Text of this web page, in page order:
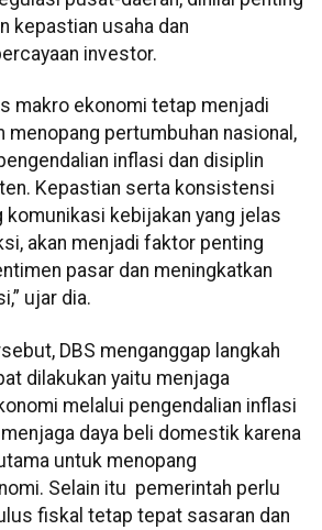
kepastian usaha dan
investor.
makro ekonomi tetap menjadi
menopang pertumbuhan nasional,
inflasi dan disiplin
Kepastian serta konsistensi
komunikasi kebijakan yang jelas
akan menjadi faktor penting
pasar dan meningkatkan
ujar dia.
DBS menganggap langkah
dilakukan yaitu menjaga
melalui pengendalian inflasi
daya beli domestik karena
untuk menopang
Selain itu pemerintah perlu
fiskal tetap tepat sasaran dan